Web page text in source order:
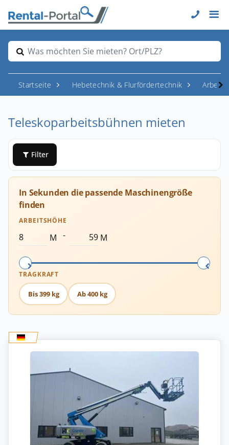
Was möchten Sie mieten? Ort/PLZ?
Startseite Hebetechnik & Flurfördertechnik
Teleskoparbeitsbühnen mieten
Filter
In Sekunden die passende Maschinengröße
finden
ARBEITSHÖHE
M - M
TRAGKRAFT
Bis 399 kg Ab 400 kg